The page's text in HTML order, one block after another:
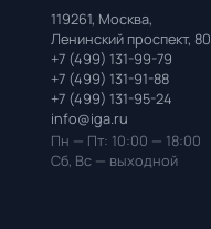
119261, Москва,
Ленинский проспект, 80
+7 (499) 131-99-79
+7 (499) 131-91-88
+7 (499) 131-95-24
info@iga.ru
Пн — Пт: 10:00 — 18:00
Сб, Вс — выходной